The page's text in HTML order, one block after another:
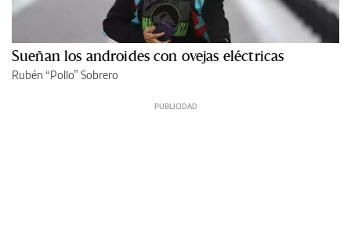
Sueñan los androides con ovejas eléctricas
Rubén “Pollo” Sobrero